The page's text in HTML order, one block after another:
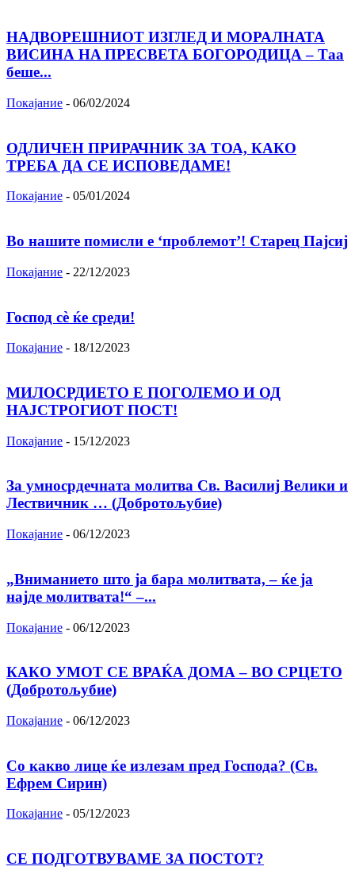
НАДВОРЕШНИОТ ИЗГЛЕД И МОРАЛНАТА
ВИСИНА HA ПРЕСВЕТА БОГОРОДИЦА – Таа
беше...
Покајание - 06/02/2024
ОДЛИЧЕН ПРИРАЧНИК ЗА ТОА, КАКО
ТРЕБА ДА СЕ ИСПОВЕДАМЕ!
Покајание - 05/01/2024
Во нашите помисли е ‘проблемот’! Старец Пајсиј
Покајание - 22/12/2023
Господ сѐ ќе среди!
Покајание - 18/12/2023
МИЛОСРДИЕТО Е ПОГОЛЕМО И ОД
НАЈСТРОГИОТ ПОСТ!
Покајание - 15/12/2023
За умносрдечната молитва Св. Василиј Велики и
Лествичник … (Добротољубие)
Покајание - 06/12/2023
„Вниманието што jа бара молитвата, – ќе jа
најде молитвата!“ –...
Покајание - 06/12/2023
КАКО УМОТ СЕ ВРАЌА ДОМА – ВО СРЦЕТО
(Добротољубие)
Покајание - 06/12/2023
Со какво лице ќе излезам пред Господа? (Св.
Ефрем Сирин)
Покајание - 05/12/2023
СЕ ПОДГОТВУВАМЕ ЗА ПОСТОТ?